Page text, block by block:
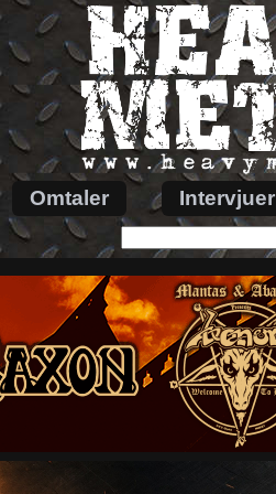
Omtaler Intervjuer
etter: